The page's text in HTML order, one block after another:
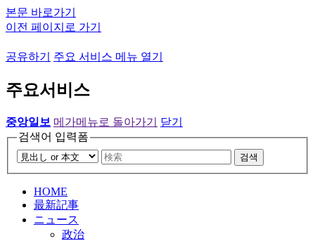
본문 바로가기
이전 페이지로 가기
공유하기 주요 서비스 메뉴 열기
주요서비스
중앙일보 메가메뉴로 돌아가기
닫기
검색어 입력폼
검색
HOME
最新記事
ニュース
政治